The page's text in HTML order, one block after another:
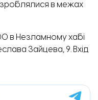
в межах
в Незламному хабі
Зайцева, 9. Вхід